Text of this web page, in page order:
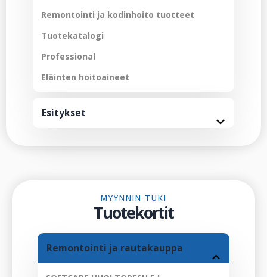
Remontointi ja kodinhoito tuotteet
Tuotekatalogi
Professional
Eläinten hoitoaineet
Esitykset
MYYNNIN TUKI
Tuotekortit
Remontointi ja rautakauppa